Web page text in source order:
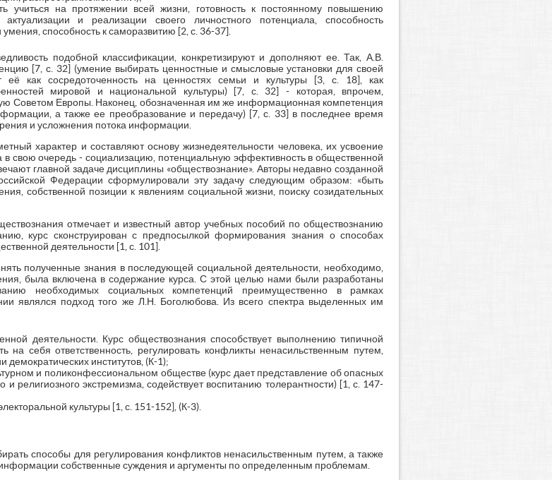
учиться на протяжении всей жизни, готовность к постоянному повышению
и реализации своего личностного потенциала, способность
способность к саморазвитию [2, с. 36-37].
подобной классификации, конкретизируют и дополняют ее. Так, А.В.
[7, с. 32] (умение выбирать ценностные и смысловые установки для своей
её как сосредоточенность на ценностях семьи и культуры [3, с. 18], как
мировой и национальной культуры) [7, с. 32] - которая, впрочем,
Советом Европы. Наконец, обозначенная им же информационная компетенция
а также ее преобразование и передачу) [7, с. 33] в последнее время
и усложнения потока информации.
характер и составляют основу жизнедеятельности человека, их усвоение
в свою очередь - социализацию, потенциальную эффективность в общественной
главной задаче дисциплины «обществознание». Авторы недавно созданной
Федерации сформулировали эту задачу следующим образом: «быть
собственной позиции к явлениям социальной жизни, поиску созидательных
отмечает и известный автор учебных пособий по обществознанию
курс сконструирован с предпосылкой формирования знания о способах
деятельности [1, с. 101].
полученные знания в последующей социальной деятельности, необходимо,
была включена в содержание курса. С этой целью нами были разработаны
необходимых социальных компетенций преимущественно в рамках
являлся подход того же Л.Н. Боголюбова. Из всего спектра выделенных им
деятельности. Курс обществознания способствует выполнению типичной
себя ответственность, регулировать конфликты ненасильственным путем,
институтов, (К-1);
и поликонфессиональном обществе (курс дает представление об опасных
и религиозного экстремизма, содействует воспитанию толерантности) [1, с. 147-
культуры [1, с. 151-152], (К-3).
способы для регулирования конфликтов ненасильственным путем, а также
собственные суждения и аргументы по определенным проблемам.